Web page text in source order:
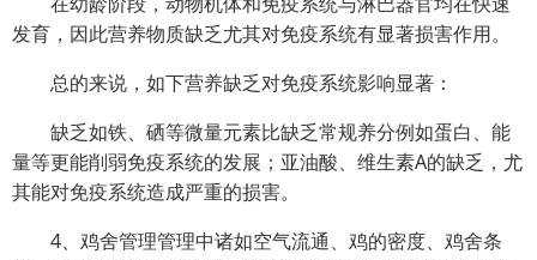
发育，因此营养物质缺乏尤其对免疫系统有显著损害作用。
总的来说，如下营养缺乏对免疫系统影响显著：
缺乏如铁、硒等微量元素比缺乏常规养分例如蛋白、能
量等更能削弱免疫系统的发展；亚油酸、维生素A的缺乏，尤
其能对免疫系统造成严重的损害。
4、鸡舍管理管理中诸如空气流通、鸡的密度、鸡舍条